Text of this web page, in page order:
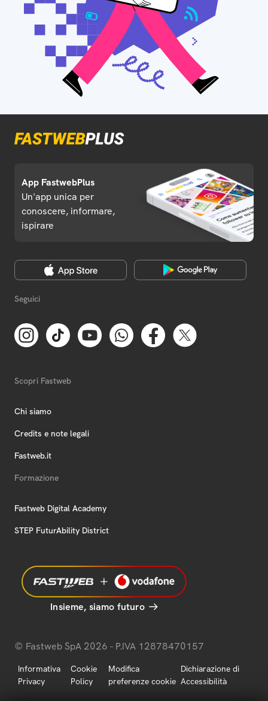
App FastwebPlus
Un'app unica per
conoscere, informare,
ispirare
Seguici
Scopri Fastweb
Chi siamo
Credits e note legali
Fastweb.it
Formazione
Fastweb Digital Academy
STEP FuturAbility District
Insieme, siamo futuro
© Fastweb SpA 2026 - P.IVA 12878470157
Informativa
Privacy
Cookie
Policy
Modifica
preferenze cookie
Dichiarazione di
Accessibilità